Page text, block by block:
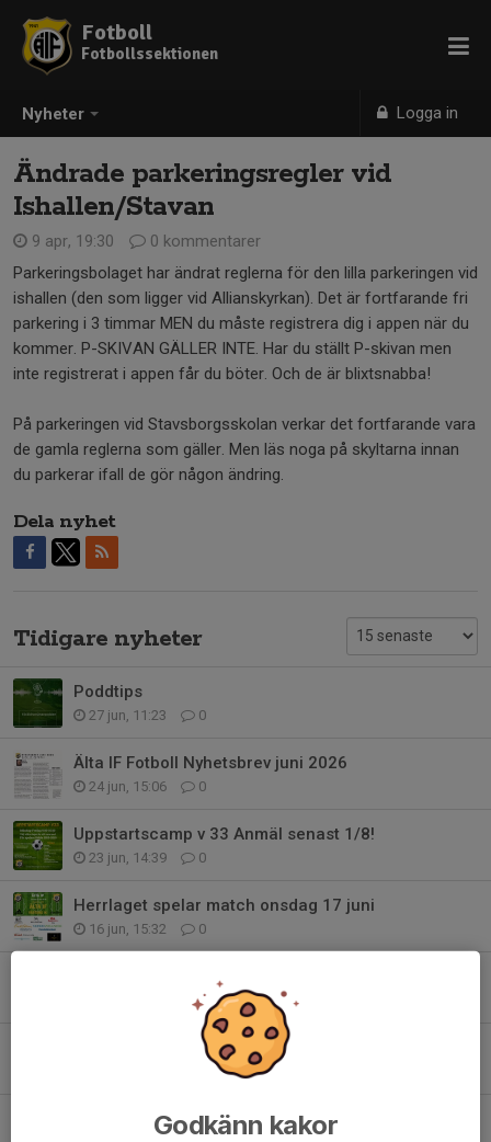
Nyheter Logga in
Fotboll
Fotbollssektionen
Ändrade parkeringsregler vid
Ishallen/Stavan
9 apr, 19:30
0 kommentarer
Parkeringsbolaget har ändrat reglerna för den lilla parkeringen vid
ishallen (den som ligger vid Allianskyrkan). Det är fortfarande fri
parkering i 3 timmar MEN du måste registrera dig i appen när du
kommer. P-SKIVAN GÄLLER INTE. Har du ställt P-skivan men
inte registrerat i appen får du böter. Och de är blixtsnabba!
På parkeringen vid Stavsborgsskolan verkar det fortfarande vara
de gamla reglerna som gäller. Men läs noga på skyltarna innan
du parkerar ifall de gör någon ändring.
Dela nyhet
Tidigare nyheter
Poddtips
27 jun, 11:23 0
Älta IF Fotboll Nyhetsbrev juni 2026
24 jun, 15:06 0
Uppstartscamp v 33 Anmäl senast 1/8!
23 jun, 14:39 0
Herrlaget spelar match onsdag 17 juni
16 jun, 15:32 0
0
Match på Älta IP 5-7 juni
Matcher på Älta IP 29-30 maj
Godkänn kakor